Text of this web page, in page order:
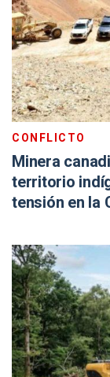
CONFLICTO
Minera
territorio
tensión en la